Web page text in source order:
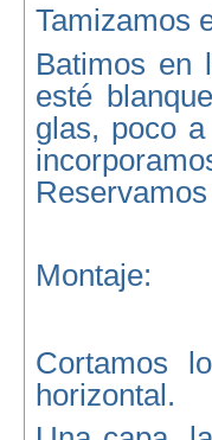
Tamizamos
Batimos en
esté
glas, poco
Montaje:
Cortamos
horizontal.